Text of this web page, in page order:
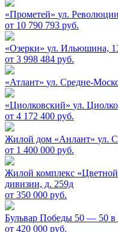
«Прометей» ул.
от 10 790 793 руб.
«Озерки» ул. Ильюшина,
от 3 998 484 руб.
«Атлант» ул. Средне-
«Циолковский» ул.
от 4 172 400 руб.
Жилой дом «Анлант» ул.
от 1 400 000 руб.
Жилой комплекс «Цветной
дивизии, д. 259д
от 350 000 руб.
Бульвар Победы 50 — 50 в
от 420 000 руб.